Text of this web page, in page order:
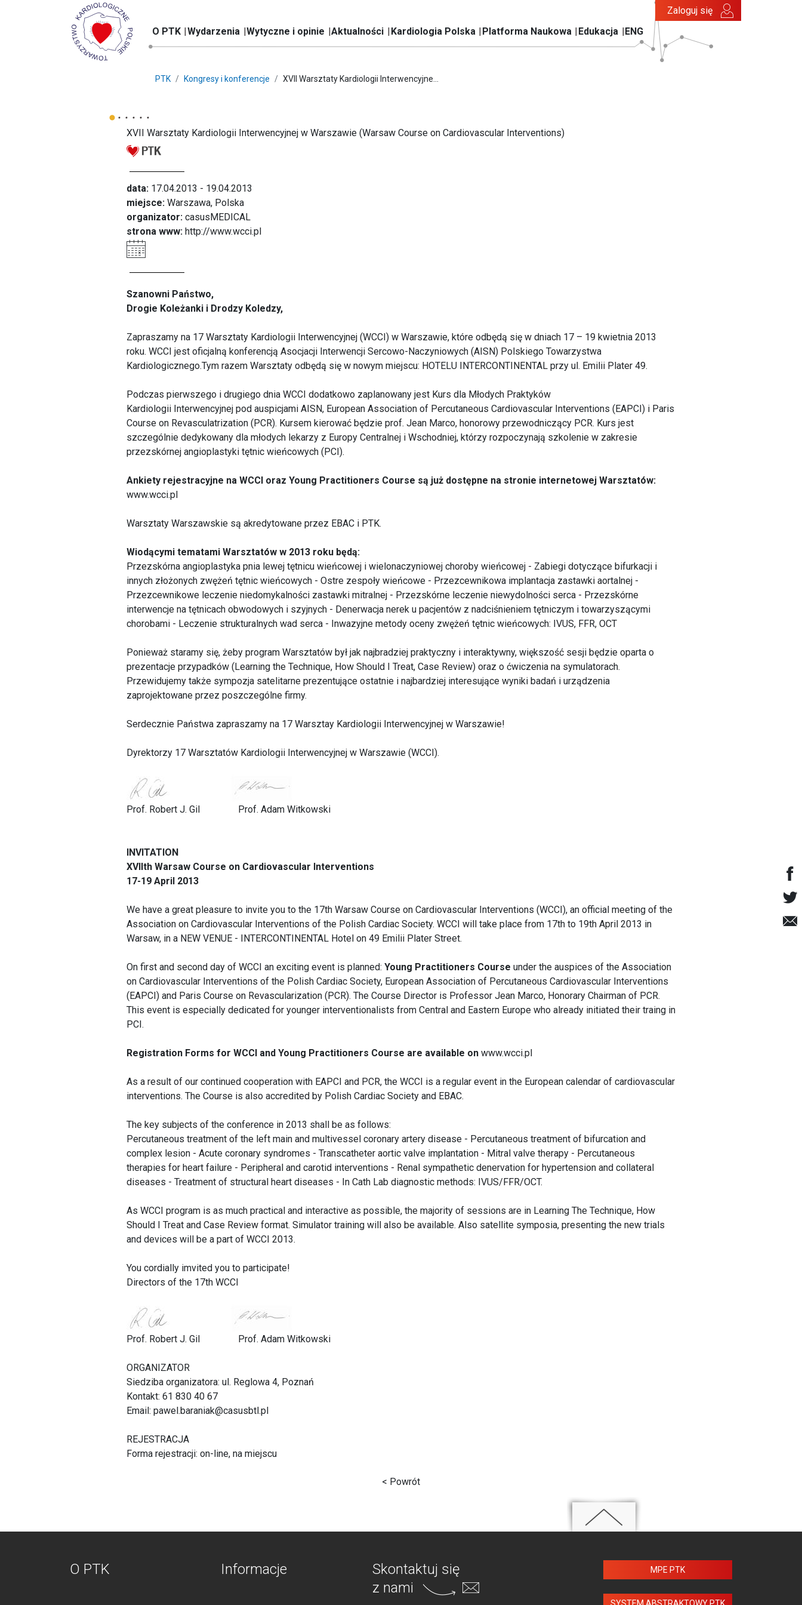
O PTK Wydarzenia Wytyczne i opinie Aktualności Kardiologia Polska Platforma Naukowa Edukacja ENG
Zaloguj się
PTK Kongresy i konferencje XVII Warsztaty Kardiologii Interwencyjne...
XVII Warsztaty Kardiologii Interwencyjnej w Warszawie (Warsaw Course on Cardiovascular Interventions)
data: 17.04.2013 - 19.04.2013
miejsce: Warszawa, Polska
organizator: casusMEDICAL
strona www: http://www.wcci.pl
Szanowni Państwo,
Drogie Koleżanki i Drodzy Koledzy,
Zapraszamy na 17 Warsztaty Kardiologii Interwencyjnej (WCCI) w Warszawie, które odbędą się w dniach 17 – 19 kwietnia 2013
roku. WCCI jest oficjalną konferencją Asocjacji Interwencji Sercowo-Naczyniowych (AISN) Polskiego Towarzystwa
Kardiologicznego.Tym razem Warsztaty odbędą się w nowym miejscu: HOTELU INTERCONTINENTAL przy ul. Emilii Plater 49.
Podczas pierwszego i drugiego dnia WCCI dodatkowo zaplanowany jest Kurs dla Młodych Praktyków
Kardiologii Interwencyjnej pod auspicjami AISN, European Association of Percutaneous Cardiovascular Interventions (EAPCI) i Paris
Course on Revasculatrization (PCR). Kursem kierować będzie prof. Jean Marco, honorowy przewodniczący PCR. Kurs jest
szczególnie dedykowany dla młodych lekarzy z Europy Centralnej i Wschodniej, którzy rozpoczynają szkolenie w zakresie
przezskórnej angioplastyki tętnic wieńcowych (PCI).
Ankiety rejestracyjne na WCCI oraz Young Practitioners Course są już dostępne na stronie internetowej Warsztatów:
www.wcci.pl
Warsztaty Warszawskie są akredytowane przez EBAC i PTK.
Wiodącymi tematami Warsztatów w 2013 roku będą:
Przezskórna angioplastyka pnia lewej tętnicu wieńcowej i wielonaczyniowej choroby wieńcowej - Zabiegi dotyczące bifurkacji i
innych złożonych zwężeń tętnic wieńcowych - Ostre zespoły wieńcowe - Przezcewnikowa implantacja zastawki aortalnej -
Przezcewnikowe leczenie niedomykalności zastawki mitralnej - Przezskórne leczenie niewydolności serca - Przezskórne
interwencje na tętnicach obwodowych i szyjnych - Denerwacja nerek u pacjentów z nadciśnieniem tętniczym i towarzyszącymi
chorobami - Leczenie strukturalnych wad serca - Inwazyjne metody oceny zwężeń tętnic wieńcowych: IVUS, FFR, OCT
Ponieważ staramy się, żeby program Warsztatów był jak najbradziej praktyczny i interaktywny, większość sesji będzie oparta o
prezentacje przypadków (Learning the Technique, How Should I Treat, Case Review) oraz o ćwiczenia na symulatorach.
Przewidujemy także sympozja satelitarne prezentujące ostatnie i najbardziej interesujące wyniki badań i urządzenia
zaprojektowane przez poszczególne firmy.
Serdecznie Państwa zapraszamy na 17 Warsztay Kardiologii Interwencyjnej w Warszawie!
Dyrektorzy 17 Warsztatów Kardiologii Interwencyjnej w Warszawie (WCCI).
Prof. Robert J. Gil Prof. Adam Witkowski
INVITATION
XVIIth Warsaw Course on Cardiovascular Interventions
17-19 April 2013
We have a great pleasure to invite you to the 17th Warsaw Course on Cardiovascular Interventions (WCCI), an official meeting of the
Association on Cardiovascular Interventions of the Polish Cardiac Society. WCCI will take place from 17th to 19th April 2013 in
Warsaw, in a NEW VENUE - INTERCONTINENTAL Hotel on 49 Emilii Plater Street.
On first and second day of WCCI an exciting event is planned: Young Practitioners Course under the auspices of the Association
on Cardiovascular Interventions of the Polish Cardiac Society, European Association of Percutaneous Cardiovascular Interventions
(EAPCI) and Paris Course on Revascularization (PCR). The Course Director is Professor Jean Marco, Honorary Chairman of PCR.
This event is especially dedicated for younger interventionalists from Central and Eastern Europe who already initiated their traing in
PCI.
Registration Forms for WCCI and Young Practitioners Course are available on www.wcci.pl
As a result of our continued cooperation with EAPCI and PCR, the WCCI is a regular event in the European calendar of cardiovascular
interventions. The Course is also accredited by Polish Cardiac Society and EBAC.
The key subjects of the conference in 2013 shall be as follows:
Percutaneous treatment of the left main and multivessel coronary artery disease - Percutaneous treatment of bifurcation and
complex lesion - Acute coronary syndromes - Transcatheter aortic valve implantation - Mitral valve therapy - Percutaneous
therapies for heart failure - Peripheral and carotid interventions - Renal sympathetic denervation for hypertension and collateral
diseases - Treatment of structural heart diseases - In Cath Lab diagnostic methods: IVUS/FFR/OCT.
As WCCI program is as much practical and interactive as possible, the majority of sessions are in Learning The Technique, How
Should I Treat and Case Review format. Simulator training will also be available. Also satellite symposia, presenting the new trials
and devices will be a part of WCCI 2013.
You cordially imvited you to participate!
Directors of the 17th WCCI
Prof. Robert J. Gil Prof. Adam Witkowski
ORGANIZATOR
Siedziba organizatora: ul. Reglowa 4, Poznań
Kontakt: 61 830 40 67
Email: pawel.baraniak@casusbtl.pl
REJESTRACJA
Forma rejestracji: on-line, na miejscu
< Powrót
O PTK Informacje
Skontaktuj się
z nami
MPE PTK